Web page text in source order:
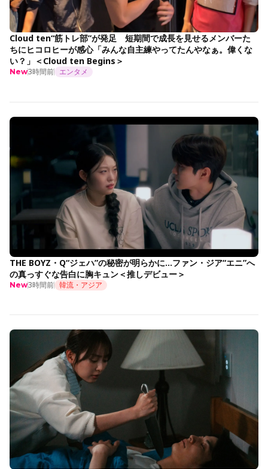
Cloud ten“筋トレ部”が発足 短期間で成長を見せるメンバーた
ちにヒコロヒーが感心「みんな自主練やってたんやなぁ。偉くな
い？」＜Cloud ten Begins＞
New3時間前 エンタメ
THE BOYZ・Q“ジェハ”の秘密が明らかに…ファン・ジア“エニ”へ
の真っすぐな告白に胸キュン＜推しデビュー＞
New3時間前 韓流・アジア